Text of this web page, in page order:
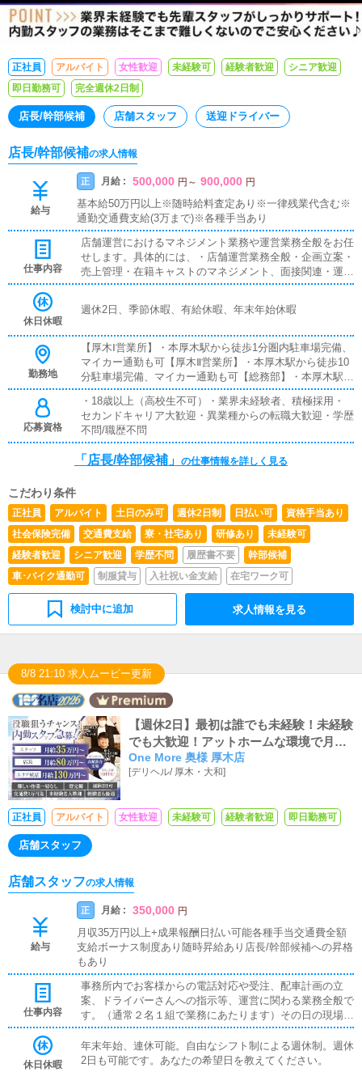
正社員 アルバイト 女性歓迎 未経験可 経験者歓迎
シニア歓迎
即日勤務可
完全週休2日制
店長/幹部候補 店舗スタッフ 送迎ドライバー
店長/幹部候補の求人情報
給与
正 月給 : 500,000 円 ～ 900,000 円
基本給50万円以上※随時給料査定あり※一律残業代含む※
通勤交通費支給(3万まで)※各種手当あり
仕事内容
店舗運営におけるマネジメント業務や運営業務全般をお任
せします。具体的には、・店舗運営業務全般・企画立案・
売上管理・在籍キャストのマネジメント、面接関連・運営
スタッフ管理・店舗を作り上げるマネジメント業務 など
み、アイディアなどを反映し、お客様やコンパニオンさ
ます。
休日休暇
週休2日、季節休暇、有給休暇、年末年始休暇
勤務地
【厚木Ⅰ営業所】・本厚木駅から徒歩1分圏内駐車場完備、
マイカー通勤も可【厚木Ⅱ営業所】・本厚木駅から徒歩10
分駐車場完備、マイカー通勤も可【総務部】・本厚木駅か
ら徒歩5分圏内【小田原営業所】・小田原駅から徒歩3分
圏内駐車場完備、マイカー通勤も可【東横営業所】・武蔵
小杉駅から徒歩5分圏内駐車場完備、マイカー通勤も可
【池袋営業所】・池袋駅から徒歩5分圏内
応募資格
・18歳以上（高校生不可）・業界未経験者、積極採用・
セカンドキャリア大歓迎・異業種からの転職大歓迎・学歴
不問/職歴不問
「店長/幹部候補」 の仕事情報を詳しく見る
こだわり条件
正社員 アルバイト 土日のみ可 週休2日制 日払い可
資格手当あり
社会保険完備
交通費支給 寮・社宅あり 研修あり
未経験可
経験者歓迎
シニア歓迎 学歴不問 履歴書不要
幹部候補
車･バイク通勤可
制服貸与 入社祝い金支給 在宅ワーク可
検討中に追加 求人情報を見る
8/8 21:10 求人ムービー更新
【週休2日】最初は誰でも未経験！未経験
でも大歓迎！アットホームな環境で月収3
5万スタート！！！
One More 奥様 厚木店
[デリヘル/ 厚木・大和]
正社員 アルバイト 女性歓迎 未経験可 経験者歓迎 即日勤務可
店舗スタッフ
店舗スタッフの求人情報
給与
正 月給 : 350,000 円
月収35万円以上+成果報酬日払い可能各種手当交通費全額
支給ボーナス制度あり随時昇給あり店長/幹部候補への昇格
もあり
仕事内容
事務所内でお客様からの電話対応や受注、配車計画の立
案、ドライバーさんへの指示等、運営に関わる業務全般で
す。（通常２名１組で業務にあたります）その日の現場総
監督として、お客様からの電話で受注を行い、PCメール
でドライバーさんへ指示を出し、受注スケジュール・配車
計画をリアルタイムの状況を判断しながら行い、的確に現
休日休暇
年末年始、連休可能。自由なシフト制による週休制。週休
2日も可能です。あなたの希望日を教えてください。